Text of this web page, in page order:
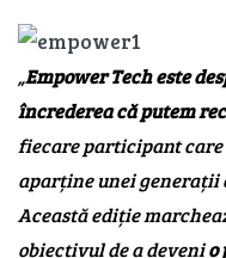
„Empower Tech este
încrederea că putem
fiecare participant care
aparține unei generații
Această ediție
obiectivul de a devenio